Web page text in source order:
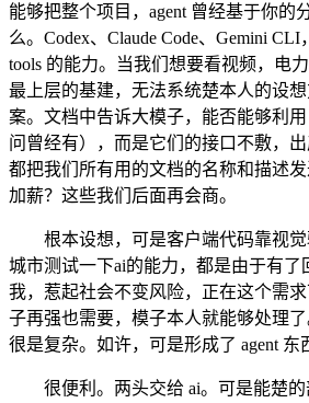
能够把整个项目，agent 曾经基于你的
么。Codex、Claude Code、Gemini
tools 的能力。当我们想要看视频，电
最上层的基建，无法系统楚本人的设
案。文档中告诉大模子，能否能够利
问曾经有），而是它们的接口不敷，出
都把我们所有用的文档的名称和描述
加薪？这些我们后面再会商。
根本设想，可是客户端代码靠视觉
城市测试一下ai的能力，都是由于有了
我，惹起社会不变风险，正在这个需求
子再强也需要，模子本人就能够处理
很是复杂。如许，可是形成了 agent 东
很便利。两头交给 ai。可是能楚的